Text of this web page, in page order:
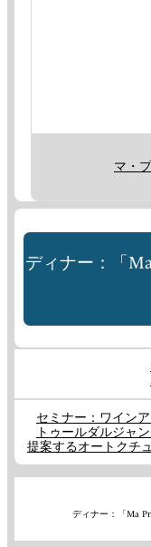
マ・
セミナー：ワイン
トゥールダルジャ
提案するオートクチ
ディナー：「
ディナー：「Ma